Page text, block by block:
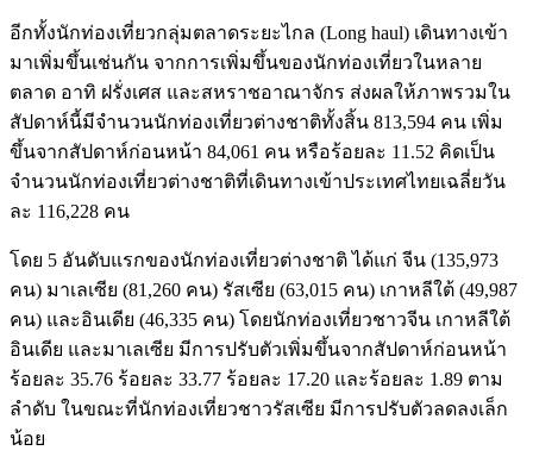
อีกทั้งนักท่องเที่ยวกลุ่มตลาดระยะไกล (Long haul) เดินทางเข้า
มาเพิ่มขึ้นเช่นกัน จากการเพิ่มขึ้นของนักท่องเที่ยวในหลาย
ตลาด อาทิ ฝรั่งเศส และสหราชอาณาจักร ส่งผลให้ภาพรวมใน
สัปดาห์นี้มีจำนวนนักท่องเที่ยวต่างชาติทั้งสิ้น 813,594 คน เพิ่ม
ขึ้นจากสัปดาห์ก่อนหน้า 84,061 คน หรือร้อยละ 11.52 คิดเป็น
จำนวนนักท่องเที่ยวต่างชาติที่เดินทางเข้าประเทศไทยเฉลี่ยวัน
ละ 116,228 คน
โดย 5 อันดับแรกของนักท่องเที่ยวต่างชาติ ได้แก่ จีน (135,973
คน) มาเลเซีย (81,260 คน) รัสเซีย (63,015 คน) เกาหลีใต้ (49,987
คน) และอินเดีย (46,335 คน) โดยนักท่องเที่ยวชาวจีน เกาหลีใต้
อินเดีย และมาเลเซีย มีการปรับตัวเพิ่มขึ้นจากสัปดาห์ก่อนหน้า
ร้อยละ 35.76 ร้อยละ 33.77 ร้อยละ 17.20 และร้อยละ 1.89 ตาม
ลำดับ ในขณะที่นักท่องเที่ยวชาวรัสเซีย มีการปรับตัวลดลงเล็ก
น้อย